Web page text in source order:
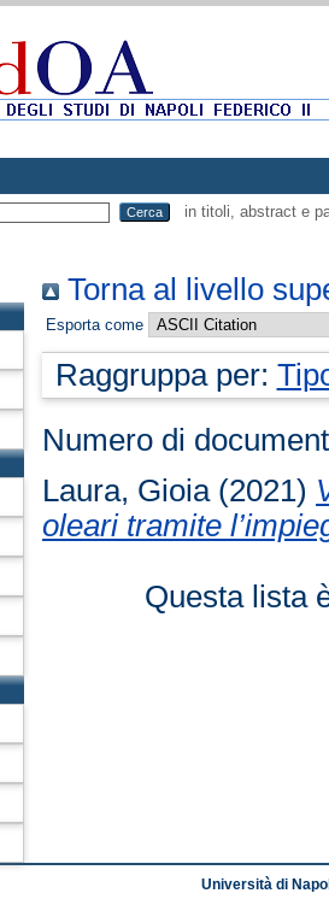
in titoli, abstract e
Torna al livello
Esporta come
Raggruppa per:
Numero di
Laura, Gioia(2021)
oleari tramite
Questa lista
Università di